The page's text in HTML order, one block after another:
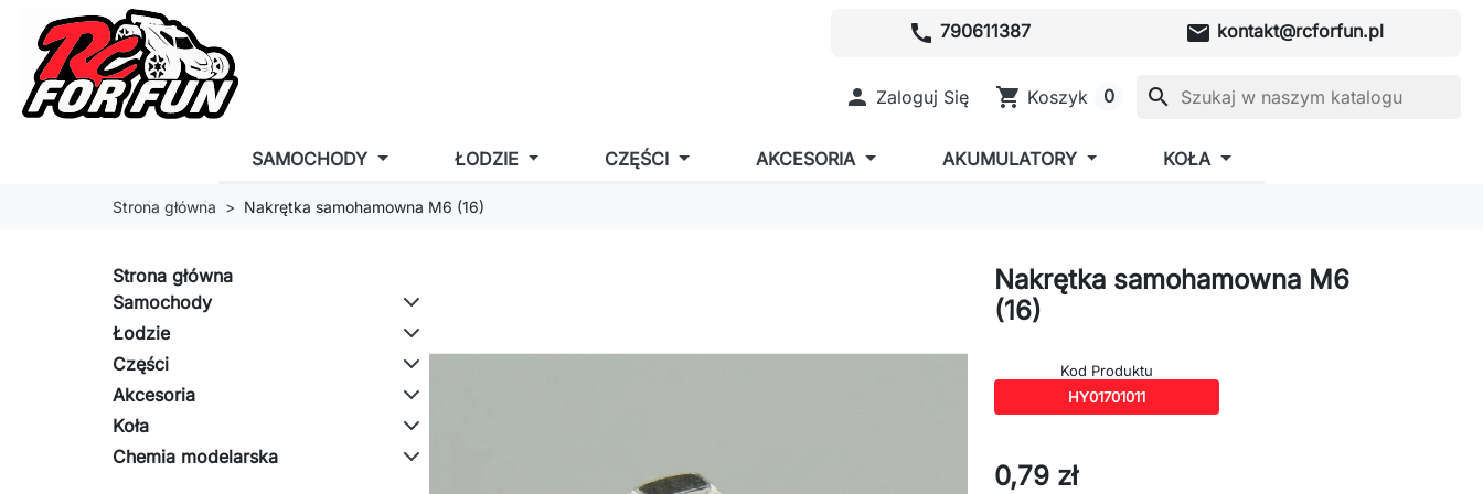
call 790611387 mail kontakt@rcforfun.pl
 Zaloguj Się shopping_cart Koszyk 0 search
SAMOCHODY ŁODZIE CZĘŚCI AKCESORIA AKUMULATORY KOŁA
Strona główna Nakrętka samohamowna M6 (16)
Strona główna
Samochody
Łodzie
Części
Akcesoria
Koła
Chemia modelarska
Nakrętka samohamowna M6
(16)
Kod Produktu
HY01701011
0,79 zł